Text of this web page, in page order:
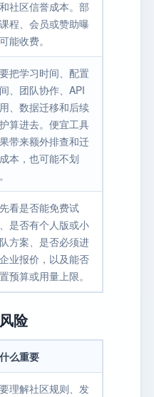
社区信誉成本。部
程、会员或赞助曝
能收费。
把学习时间、配置
、团队协作、API
、数据迁移和后续
算进去。便宜工具
带来额外排查和迁
本，也可能不划
看是否能免费试
是否有个人版或小
方案、是否必须进
业报价，以及能否
预算或用量上限。
险
么重要
理解社区规则、发